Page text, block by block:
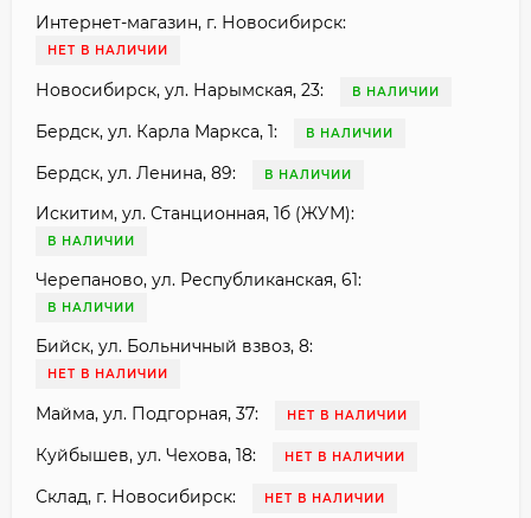
Интернет-магазин, г. Новосибирск:
НЕТ В НАЛИЧИИ
Новосибирск, ул. Нарымская, 23: В НАЛИЧИИ
Бердск, ул. Карла Маркса, 1: В НАЛИЧИИ
Бердск, ул. Ленина, 89: В НАЛИЧИИ
Искитим, ул. Станционная, 1б (ЖУМ):
В НАЛИЧИИ
Черепаново, ул. Республиканская, 61:
В НАЛИЧИИ
Бийск, ул. Больничный взвоз, 8:
НЕТ В НАЛИЧИИ
Майма, ул. Подгорная, 37: НЕТ В НАЛИЧИИ
Куйбышев, ул. Чехова, 18: НЕТ В НАЛИЧИИ
Склад, г. Новосибирск: НЕТ В НАЛИЧИИ